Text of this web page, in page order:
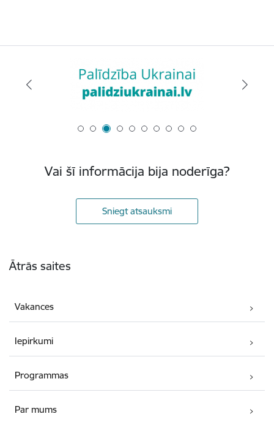
Vai šī informācija bija noderīga?
Sniegt atsauksmi
Ātrās saites
Vakances
Iepirkumi
Programmas
Par mums